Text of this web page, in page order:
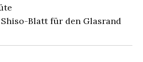
Blatt für den Glasrand